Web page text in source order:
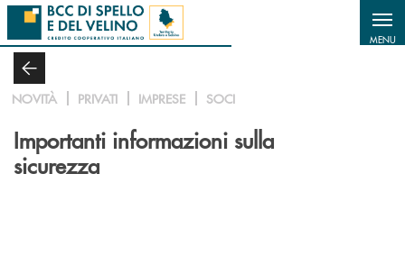
Salta al contenuto principale
MENU
NOVITÀ PRIVATI IMPRESE SOCI
Importanti informazioni sulla
sicurezza